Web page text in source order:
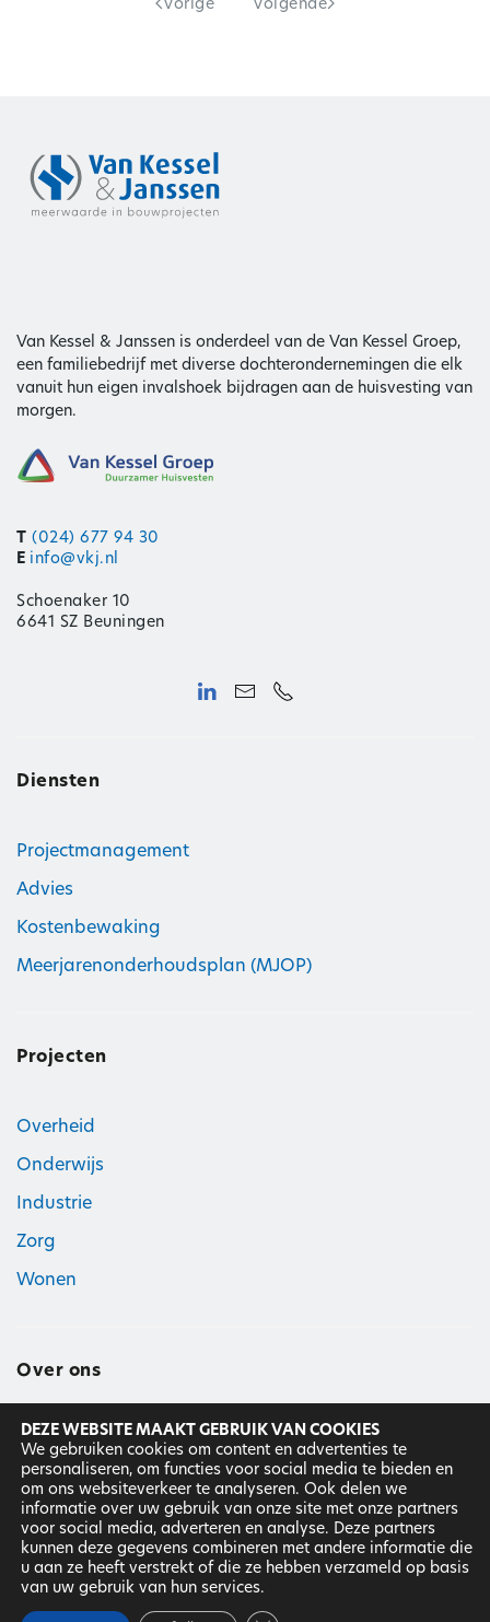
Van Kessel & Janssen is onderdeel van de Van Kessel Groep,
een familiebedrijf met diverse dochterondernemingen die elk
vanuit hun eigen invalshoek bijdragen aan de huisvesting van
morgen.
T (024) 677 94 30
E info@vkj.nl
Schoenaker 10
6641 SZ Beuningen
Diensten
Projectmanagement
Advies
Kostenbewaking
Meerjarenonderhoudsplan (MJOP)
Projecten
Overheid
Onderwijs
Industrie
Zorg
Wonen
Over ons
Hier geloven wij in
Ons team
Werken bij
DNR| Disclaimer| Privacyverklaring ©
Janssen. Alle rechten behouden.
DEZE WEBSITE MAAKT GEBRUIK VAN COOKIES
We gebruiken cookies om content en advertenties te
personaliseren, om functies voor social media te bieden en
om ons websiteverkeer te analyseren. Ook delen we
informatie over uw gebruik van onze site met onze partners
voor social media, adverteren en analyse. Deze partners
kunnen deze gegevens combineren met andere informatie die
u aan ze heeft verstrekt of die ze hebben verzameld op basis
van uw gebruik van hun services.